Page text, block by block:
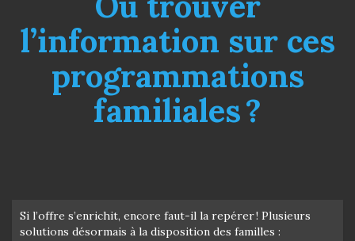
l’information sur ces
programmations
familiales ?
Si l’offre s’enrichit, encore faut-il la repérer ! Plusieurs
solutions désormais à la disposition des familles :